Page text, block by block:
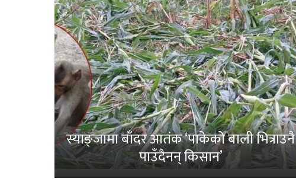
स्याङ्जामा बाँदर आतंक ‘पाकेको बाली भित्राउनै
पाउँदैनन् किसान’